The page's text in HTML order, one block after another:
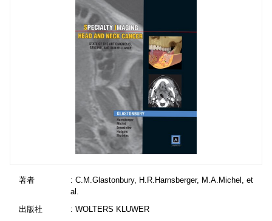
著者
: C.M.Glastonbury, H.R.Harnsberger, M.A.Michel, et
al.
出版社
: WOLTERS KLUWER